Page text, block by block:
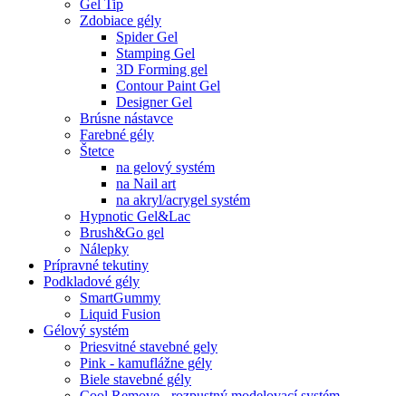
Gel Tip
Zdobiace gély
Spider Gel
Stamping Gel
3D Forming gel
Contour Paint Gel
Designer Gel
Brúsne nástavce
Farebné gély
Štetce
na gelový systém
na Nail art
na akryl/acrygel systém
Hypnotic Gel&Lac
Brush&Go gel
Nálepky
Prípravné tekutiny
Podkladové gély
SmartGummy
Liquid Fusion
Gélový systém
Priesvitné stavebné gely
Pink - kamuflážne gély
Biele stavebné gély